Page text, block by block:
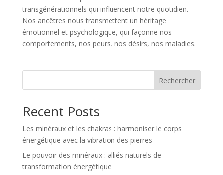
transgénérationnels qui influencent notre quotidien.
Nos ancêtres nous transmettent un héritage
émotionnel et psychologique, qui façonne nos
comportements, nos peurs, nos désirs, nos maladies.
Rechercher
Recent Posts
Les minéraux et les chakras : harmoniser le corps
énergétique avec la vibration des pierres
Le pouvoir des minéraux : alliés naturels de
transformation énergétique